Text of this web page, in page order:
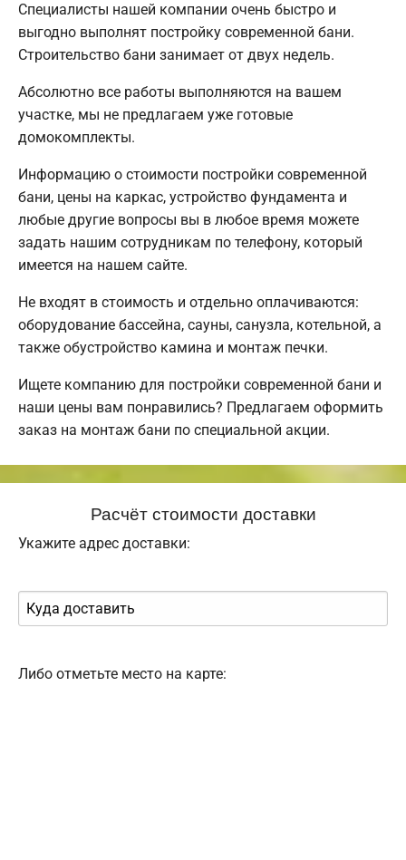
Специалисты нашей компании очень быстро и
выгодно выполнят постройку современной бани.
Строительство бани занимает от двух недель.
Абсолютно все работы выполняются на вашем
участке, мы не предлагаем уже готовые
домокомплекты.
Информацию о стоимости постройки современной
бани, цены на каркас, устройство фундамента и
любые другие вопросы вы в любое время можете
задать нашим сотрудникам по телефону, который
имеется на нашем сайте.
Не входят в стоимость и отдельно оплачиваются:
оборудование бассейна, сауны, санузла, котельной, а
также обустройство камина и монтаж печки.
Ищете компанию для постройки современной бани и
наши цены вам понравились? Предлагаем оформить
заказ на монтаж бани по специальной акции.
Расчёт стоимости доставки
Укажите адрес доставки:
Либо отметьте место на карте: